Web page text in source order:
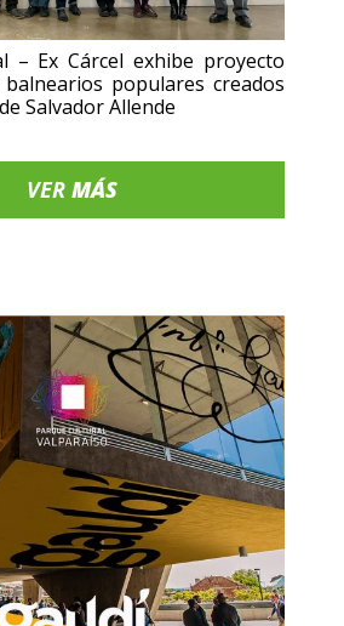
– Ex Cárcel exhibe proyecto
populares creados
Salvador Allende
VERMÁS